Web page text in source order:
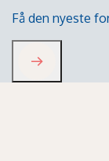
Få den nyeste